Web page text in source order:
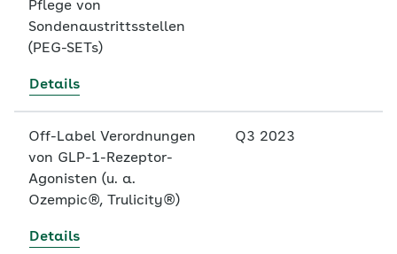
Pflege von
Sondenaustrittsstellen
(PEG-SETs)
Details
Off-Label Verordnungen
von GLP-1-Rezeptor-
Agonisten (u. a.
Ozempic®, Trulicity®)
Details
Q3 2023